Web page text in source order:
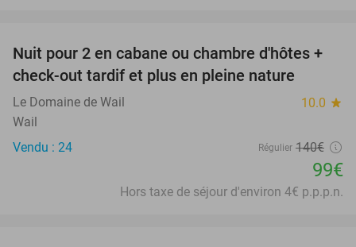
29%
Nuit pour 2 en cabane ou chambre d'hôtes +
check-out tardif et plus en pleine nature
Le Domaine de Wail 10.0 star
Wail
Vendu : 24
Régulier 140€
99€
Hors taxe de séjour d'environ 4€ p.p.p.n.